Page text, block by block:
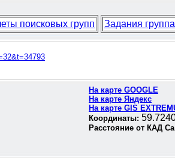
поисковых групп Задания
На карте GOOGLE
На карте Яндекс
На карте GIS
Координаты:
Расстояние от КАД